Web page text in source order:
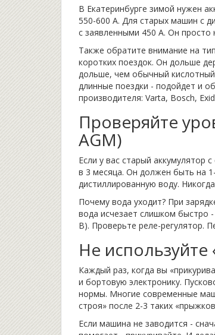
В Екатеринбурге зимой нужен
550-600 А. Для старых машин с
с заявленными 450 А. Он просто
Также обратите внимание на
коротких поездок. Он дольше
дольше, чем обычный
длинные поездки - подойдет и
производителя: Varta, Bosch,
Проверяйте
AGM)
Если у вас старый аккумулятор
в 3 месяца. Он должен быть на
дистиллированную воду.
Почему вода уходит? При
вода исчезает слишком быстро
В). Проверьте реле-регулятор.
Не
Каждый раз, когда вы
и бортовую электронику.
нормы. Многие современные
строя» после 2-3 таких
Если машина не заводится -